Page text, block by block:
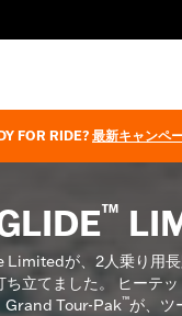
FOR RIDE? 最新キャンペ
™
Limitedが、2人乗り用長
ち立てました。 ヒーテ
Grand Tour-Pak™が、ツ